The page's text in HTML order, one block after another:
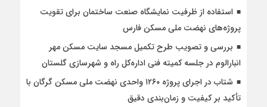
استفاده از ظرفیت نمایشگاه صنعت ساختمان برای تقویت
پروژه‌های نهضت ملی مسکن فارس
بررسی و تصویب طرح تکمیل مسجد سایت مسکن مهر
انبارالوم در جلسه کمیته فنی اداره‌کل راه و شهرسازی گلستان
شتاب در اجرای پروژه ۱۲۶۰ واحدی نهضت ملی مسکن گرگان با
تأکید بر کیفیت و زمان‌بندی دقیق